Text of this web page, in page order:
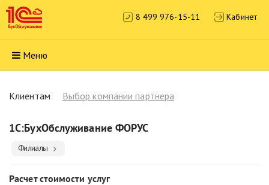
8 499 976-15-11 Кабинет
Меню
Клиентам Выбор компании партнера
1С:БухОбслуживание ФОРУС
Филиалы
Расчет стоимости услуг